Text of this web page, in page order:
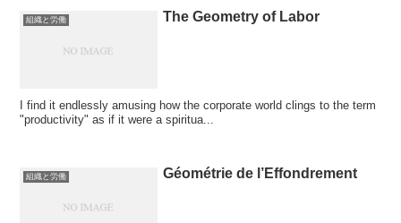
組織と労働 The Geometry of Labor
I find it endlessly amusing how the corporate world clings to the term
"productivity" as if it were a spiritua...
組織と労働 Géométrie de l’Effondrement